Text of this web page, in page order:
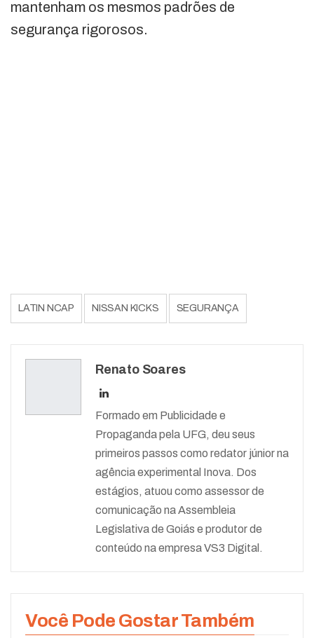
mantenham os mesmos padrões de
segurança rigorosos.
LATIN NCAP NISSAN KICKS SEGURANÇA
Renato Soares
Formado em Publicidade e
Propaganda pela UFG, deu seus
primeiros passos como redator júnior na
agência experimental Inova. Dos
estágios, atuou como assessor de
comunicação na Assembleia
Legislativa de Goiás e produtor de
conteúdo na empresa VS3 Digital.
Você Pode Gostar Também